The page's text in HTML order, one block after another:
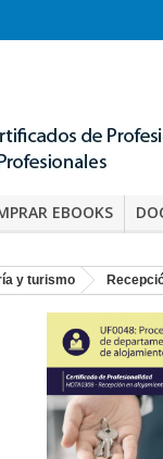
EBOOKS
y turismo